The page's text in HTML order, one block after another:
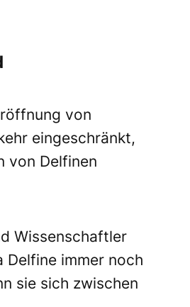
von
eingeschränkt,
von Delfinen
Wissenschaftler
Delfine immer noch
sie sich zwischen